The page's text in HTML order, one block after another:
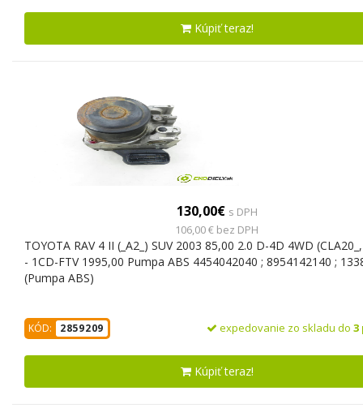
Kúpiť teraz!
130,00€ s DPH
106,00 € bez DPH
TOYOTA RAV 4 II (_A2_) SUV 2003 85,00 2.0 D-4D 4WD
- 1CD-FTV 1995,00 Pumpa ABS 4454042040 ; 8954142140 ;
(Pumpa ABS)
KÓD: 2859209 expedovanie zo skladu do 3
Kúpiť teraz!